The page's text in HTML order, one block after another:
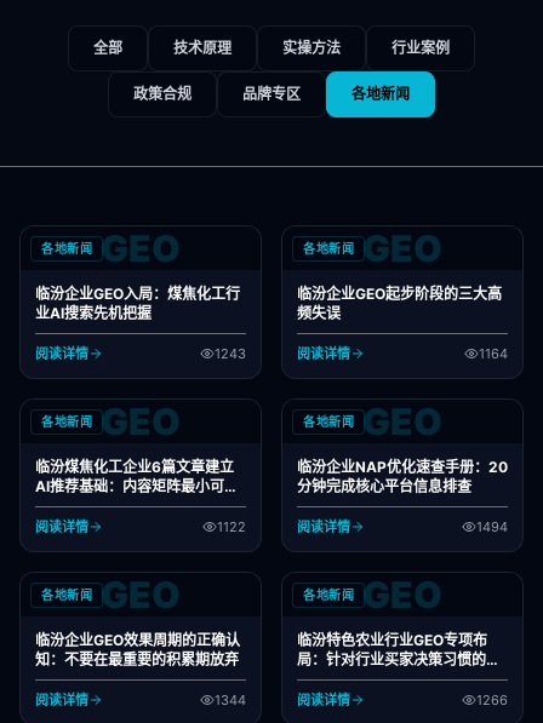
全部 技术原理 实操方法 行业案例
政策合规 品牌专区 各地新闻
各地新闻 GEO
临汾企业GEO入局：煤焦化工行
业AI搜索先机把握
阅读详情 1243
各地新闻 GEO
临汾企业GEO起步阶段的三大高
频失误
阅读详情 1164
各地新闻 GEO
临汾煤焦化工企业6篇文章建立
AI推荐基础：内容矩阵最小可行
方案
阅读详情 1122
各地新闻 GEO
临汾企业NAP优化速查手册：20
分钟完成核心平台信息排查
阅读详情 1494
各地新闻 GEO
临汾企业GEO效果周期的正确认
知：不要在最重要的积累期放弃
阅读详情 1344
各地新闻 GEO
临汾特色农业行业GEO专项布
局：针对行业买家决策习惯的内
容策略
阅读详情 1266